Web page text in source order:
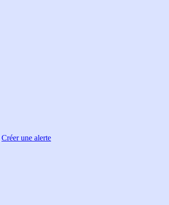
Créer une alerte